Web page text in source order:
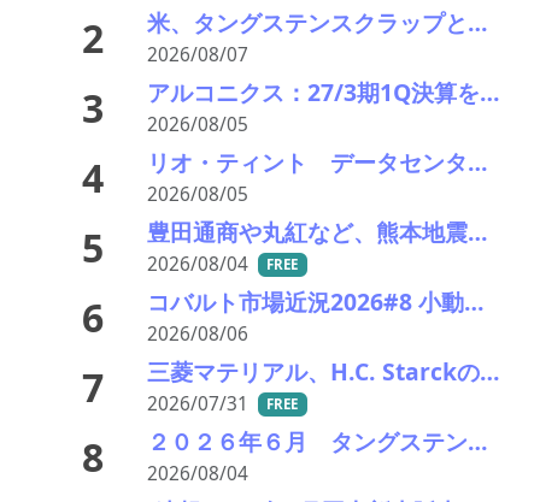
2 米、タングステンスクラップと電池ブラックマス輸出禁止 国内向け販売100%を義務化
2026/08/07
3 アルコニクス：27/3期1Q決算を発表。業績見通し、配当を修正
2026/08/05
4 リオ・ティント データセンターブームにおける自社の優位性を強調 銅やアルミニウム事業の伸び背景に
2026/08/05
5 豊田通商や丸紅など、熊本地震被害に支援・義援金
2026/08/04 FREE
6 コバルト市場近況2026#8 小動き、オフシーズンで薄商い 電池向けはLFPリサイクルが重荷
2026/08/06
7 三菱マテリアル、H.C. Starckのタングステンリサイクル能力増強投資を決定－約5000万ユーロ投資
2026/07/31 FREE
8 ２０２６年６月 タングステンスクラップ輸出入統計分析 中国依存低下続く 価格高止まりで調達多極化進展
2026/08/04